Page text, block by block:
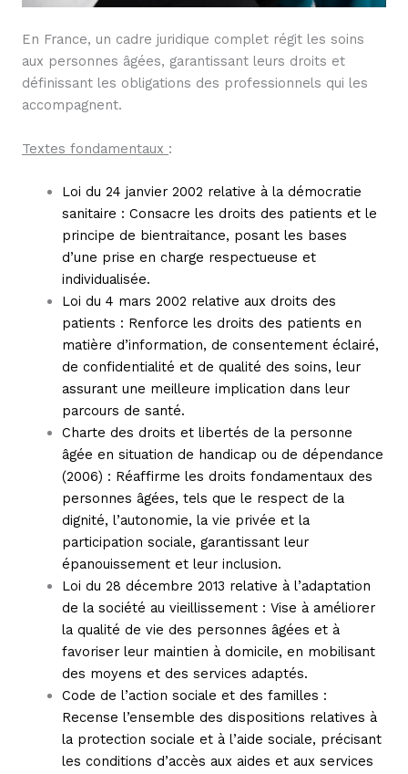
En France, un cadre juridique complet régit les soins
aux personnes âgées, garantissant leurs droits et
définissant les obligations des professionnels qui les
accompagnent.
Textes fondamentaux :
Loi du 24 janvier 2002 relative à la démocratie
sanitaire : Consacre les droits des patients et le
principe de bientraitance, posant les bases
d’une prise en charge respectueuse et
individualisée.
Loi du 4 mars 2002 relative aux droits des
patients : Renforce les droits des patients en
matière d’information, de consentement éclairé,
de confidentialité et de qualité des soins, leur
assurant une meilleure implication dans leur
parcours de santé.
Charte des droits et libertés de la personne
âgée en situation de handicap ou de dépendance
(2006) : Réaffirme les droits fondamentaux des
personnes âgées, tels que le respect de la
dignité, l’autonomie, la vie privée et la
participation sociale, garantissant leur
épanouissement et leur inclusion.
Loi du 28 décembre 2013 relative à l’adaptation
de la société au vieillissement : Vise à améliorer
la qualité de vie des personnes âgées et à
favoriser leur maintien à domicile, en mobilisant
des moyens et des services adaptés.
Code de l’action sociale et des familles :
Recense l’ensemble des dispositions relatives à
la protection sociale et à l’aide sociale, précisant
les conditions d’accès aux aides et aux services